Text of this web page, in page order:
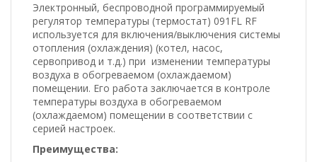
Электронный, беспроводной программируемый
регулятор температуры (термостат) 091FL RF
используется для включения/выключения системы
отопления (охлаждения) (котел, насос,
сервопривод и т.д.) при изменении температуры
воздуха в обогреваемом (охлаждаемом)
помещении. Его работа заключается в контроле
температуры воздуха в обогреваемом
(охлаждаемом) помещении в соответствии с
серией настроек.
Преимущества: